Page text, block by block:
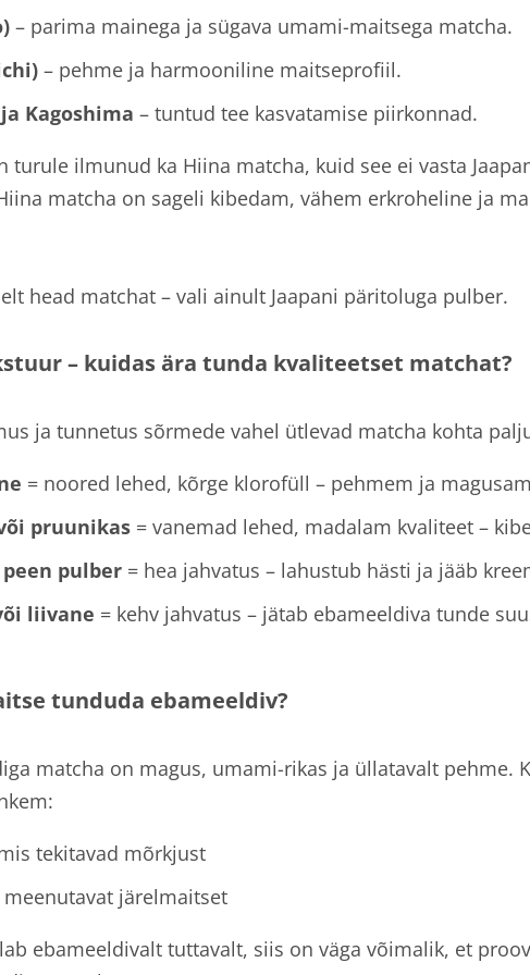
– parima mainega ja sügava umami-maitsega matcha.
– pehme ja harmooniline maitseprofiil.
Kagoshima – tuntud tee kasvatamise piirkonnad.
turule ilmunud ka Hiina matcha, kuid see ei vasta
matcha on sageli kibedam, vähem erkroheline ja
head matchat – vali ainult Jaapani päritoluga pulber.
– kuidas ära tunda kvaliteetset matchat?
ja tunnetus sõrmede vahel ütlevad matcha kohta
= noored lehed, kõrge klorofüll – pehmem ja
pruunikas = vanemad lehed, madalam kvaliteet –
pulber = hea jahvatus – lahustub hästi ja jääb
liivane = kehv jahvatus – jätab ebameeldiva tunde
tunduda ebameeldiv?
matcha on magus, umami-rikas ja üllatavalt pehme.
tekitavad mõrkjust
meenutavat järelmaitset
ebameeldivalt tuttavalt, siis on väga võimalik, et